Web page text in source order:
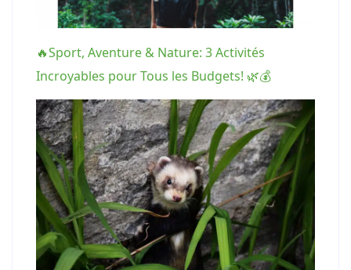
🔥Sport, Aventure & Nature: 3 Activités
Incroyables pour Tous les Budgets! 🌿💰